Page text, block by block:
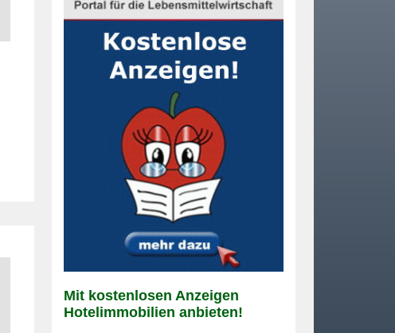
Mit kostenlosen Anzeigen
Hotelimmobilien anbieten!